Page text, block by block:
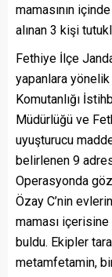
mamasının
alınan 3 kişi
Fethiye İlçe
yapanlara yönelik
Komutanlığı
Müdürlüğü ve
uyuşturucu
belirlenen 9
Operasyonda
Özay C’nin
maması
buldu. Ekipler
metamfetamin,